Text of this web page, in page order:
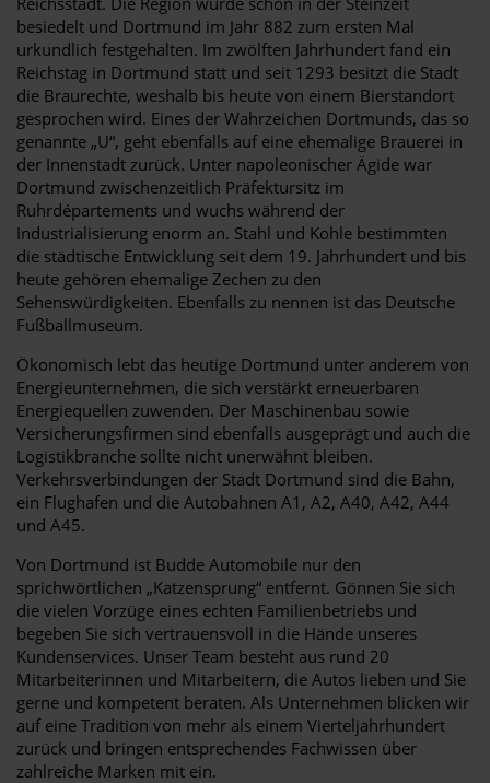
besiedelt und Dortmund im Jahr 882 zum ersten Mal
urkundlich festgehalten. Im zwölften Jahrhundert fand ein
Reichstag in Dortmund statt und seit 1293 besitzt die Stadt
die Braurechte, weshalb bis heute von einem Bierstandort
gesprochen wird. Eines der Wahrzeichen Dortmunds, das so
genannte „U“, geht ebenfalls auf eine ehemalige Brauerei in
der Innenstadt zurück. Unter napoleonischer Ägide war
Dortmund zwischenzeitlich Präfektursitz im
Ruhrdépartements und wuchs während der
Industrialisierung enorm an. Stahl und Kohle bestimmten
die städtische Entwicklung seit dem 19. Jahrhundert und bis
heute gehören ehemalige Zechen zu den
Sehenswürdigkeiten. Ebenfalls zu nennen ist das Deutsche
Fußballmuseum.
Ökonomisch lebt das heutige Dortmund unter anderem von
Energieunternehmen, die sich verstärkt erneuerbaren
Energiequellen zuwenden. Der Maschinenbau sowie
Versicherungsfirmen sind ebenfalls ausgeprägt und auch die
Logistikbranche sollte nicht unerwähnt bleiben.
Verkehrsverbindungen der Stadt Dortmund sind die Bahn,
ein Flughafen und die Autobahnen A1, A2, A40, A42, A44
und A45.
Von Dortmund ist Budde Automobile nur den
sprichwörtlichen „Katzensprung“ entfernt. Gönnen Sie sich
die vielen Vorzüge eines echten Familienbetriebs und
begeben Sie sich vertrauensvoll in die Hände unseres
Kundenservices. Unser Team besteht aus rund 20
Mitarbeiterinnen und Mitarbeitern, die Autos lieben und Sie
gerne und kompetent beraten. Als Unternehmen blicken wir
auf eine Tradition von mehr als einem Vierteljahrhundert
zurück und bringen entsprechendes Fachwissen über
zahlreiche Marken mit ein.